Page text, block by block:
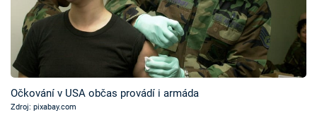
Časopis
Sledujte prima+
Přihlášení
Očkování v USA občas provádí i armáda
Zdroj: pixabay.com